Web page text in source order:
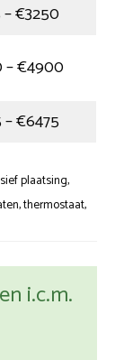
€3250
– €4900
€6475
plaatsing,
thermostaat,
i.c.m.